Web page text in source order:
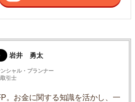
岩井 勇太
シャル・プランナー
引士
。お金に関する知識を活かし、一